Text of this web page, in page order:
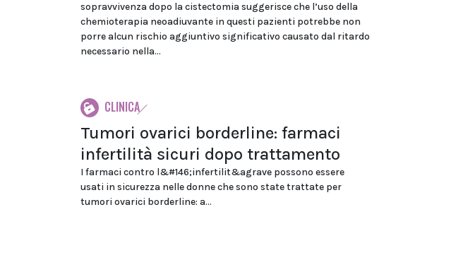
sopravvivenza dopo la cistectomia suggerisce che l’uso della
chemioterapia neoadiuvante in questi pazienti potrebbe non
porre alcun rischio aggiuntivo significativo causato dal ritardo
necessario nella...
CLINICA
Tumori ovarici borderline: farmaci
infertilità sicuri dopo trattamento
I farmaci contro l&#146;infertilit&agrave possono essere
usati in sicurezza nelle donne che sono state trattate per
tumori ovarici borderline: a...